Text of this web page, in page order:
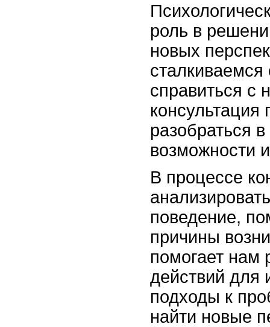
роль в
новых
справиться с
консультация
разобраться
возможности
В процессе
поведение,
причины
помогает нам
действий для
подходы к
найти новые